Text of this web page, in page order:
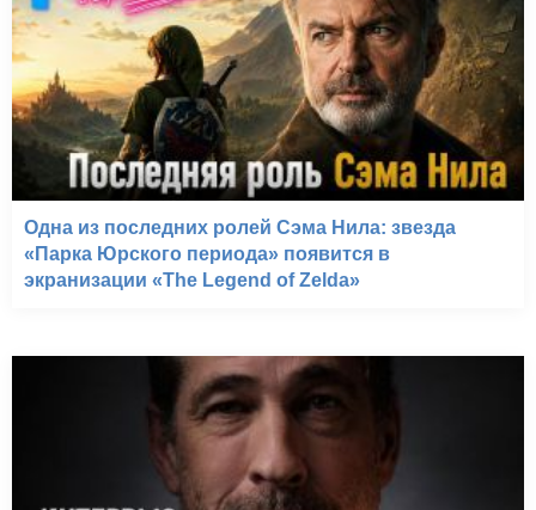
Одна из последних ролей Сэма Нила: звезда
«Парка Юрского периода» появится в
экранизации «The Legend of Zelda»